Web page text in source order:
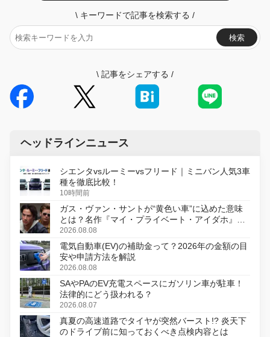
\ キーワードで記事を検索する /
検索
\ 記事をシェアする /
ヘッドラインニュース
シエンタvsルーミーvsフリード｜ミニバン人気3車
種を徹底比較！
10時間前
ガス・ヴァン・サントが“黄色い車”に込めた意味
とは？名作『マイ・プライベート・アイダホ』が
初のデジタルリマスター版で復活
2026.08.08
電気自動車(EV)の補助金って？2026年の金額の目
安や申請方法を解説
2026.08.08
SAやPAのEV充電スペースにガソリン車が駐車！
法律的にどう扱われる？
2026.08.07
真夏の高速道路でタイヤが突然バースト!? 炎天下
のドライブ前に知っておくべき点検内容とは